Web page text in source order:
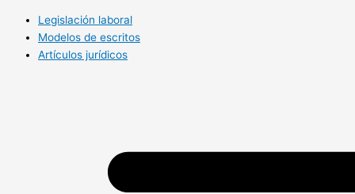
Legislación laboral
Modelos de escritos
Artículos jurídicos